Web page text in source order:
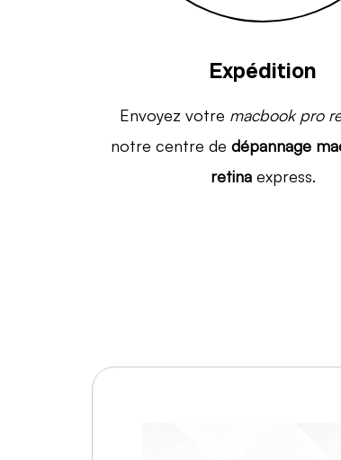
Expédition
Envoyez votre macbook pro
notre centre de dépannage
retinaexpress.